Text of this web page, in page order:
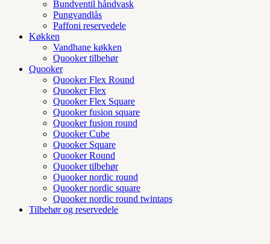
Bundventil håndvask
Pungvandlås
Paffoni reservedele
Køkken
Vandhane køkken
Quooker tilbehør
Quooker
Quooker Flex Round
Quooker Flex
Quooker Flex Square
Quooker fusion square
Quooker fusion round
Quooker Cube
Quooker Square
Quooker Round
Quooker tilbehør
Quooker nordic round
Quooker nordic square
Quooker nordic round twintaps
Tilbehør og reservedele